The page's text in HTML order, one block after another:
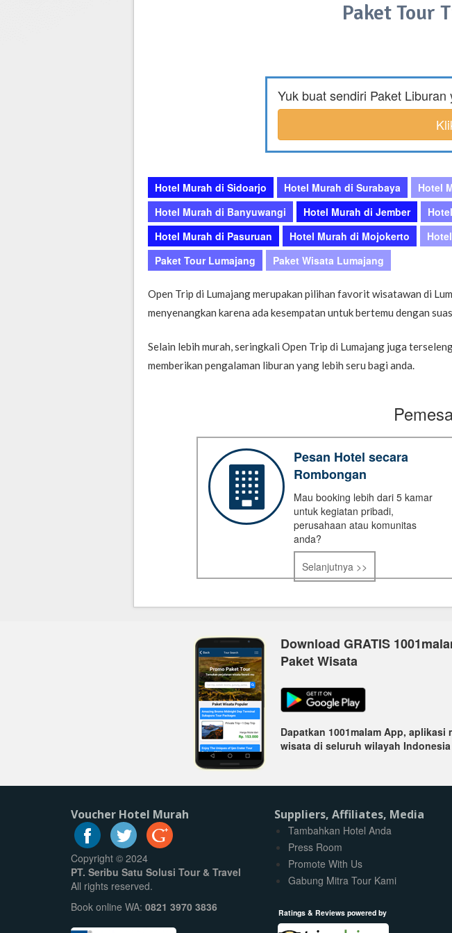
Paket Tour
Yuk buat sendiri Paket
Hotel Murah di Sidoarjo Hotel Murah di Surabaya Hotel
Hotel Murah di Banyuwangi
Hotel Murah di Jember
Hotel Murah di Pasuruan
Hotel Murah di Mojokerto
Paket Tour Lumajang
Paket Wisata Lumajang
Open Trip di Lumajang merupakan pilihan favorit wisatawan di
menyenangkan karena ada kesempatan untuk bertemu dengan
Selain lebih murah, seringkali Open Trip di Lumajang juga
memberikan pengalaman liburan yang lebih seru bagi anda.
Pesan Hotel secara
Rombongan
Mau booking lebih dari 5 kamar
untuk kegiatan pribadi,
perusahaan atau komunitas
anda?
Selanjutnya >>
Download GRATIS
Paket Wisata
Dapatkan 1001malam App,
wisata di seluruh wilayah
Voucher Hotel Murah
Copyright © 2024
PT. Seribu Satu Solusi Tour & Travel
All rights reserved.
Book online WA: 0821 3970 3836
Suppliers, Affiliates, Media
Tambahkan Hotel Anda
Press Room
Promote With Us
Gabung Mitra Tour Kami
Ratings & Reviews powered by